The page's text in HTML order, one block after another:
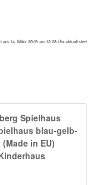
am 14. März 2019 um 12:28 Uhr aktualisiert
Spielhaus
blau-gelb-
(Made in EU)